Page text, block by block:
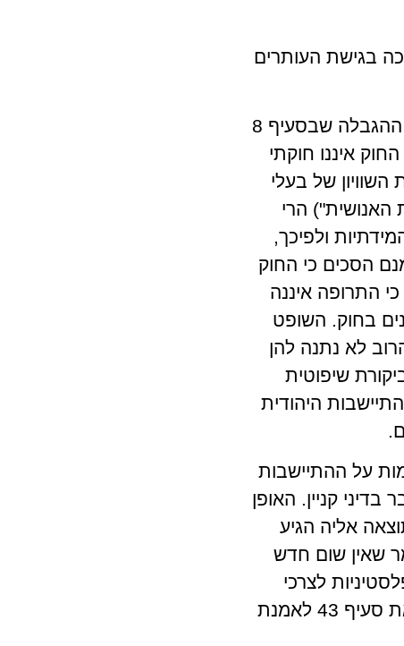
בגישת העותרים
– בית המשפט בחן את החוק בהתאם למבחנים שבפסקת ההגבלה שבסעיף 8
כבוד האדם וחירותו והגיע למסקנה ברוב דעות של 8 כנגד 1 כי החוק איננו חוקתי
של בעלי
האנושית") הרי
ולפיכך,
הסכים כי החוק
התרופה איננה
בחוק. השופט
לא נתנה להן
שיפוטית
היהודית
על ההתיישבות
קניין. האופן
אליה הגיע
שאין שום חדש
לצרכי
התיישבות של יהודים באזור כי זה נוגד את הנורמות הבינלאומיות ובפרט את סעיף 43 לאמנת